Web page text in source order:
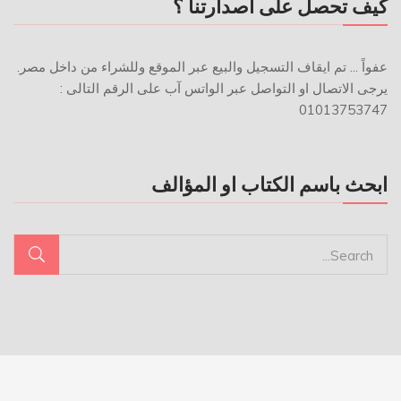
كيف تحصل على اصدارتنا ؟
عفواً ... تم ايقاف التسجيل والبيع عبر الموقع وللشراء من داخل مصر.
يرجى الاتصال او التواصل عبر الواتس آب على الرقم التالى :
01013753747
ابحث باسم الكتاب او المؤالف